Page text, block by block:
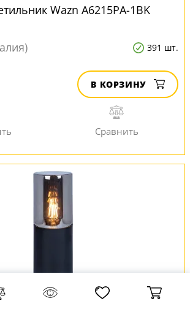
Wazn A6215PA-1BK
391 шт.
В КОРЗИНУ